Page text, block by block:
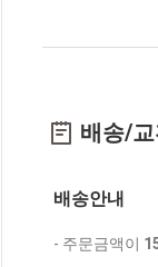
배송/
배송안내
- 주문금액이